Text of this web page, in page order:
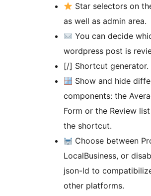
Star selectors on
as well as admin area.
You can decide
wordpress post is
[/] Shortcut generator.
Show and hide
components: the
Form or the Review
the shortcut.
Choose between
LocalBusiness, or
json-ld to
other platforms.